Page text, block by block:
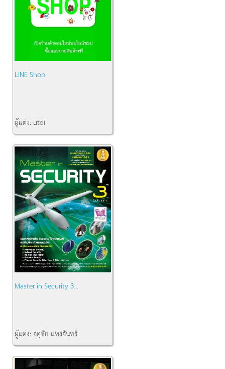
LINE Shop
ผู้แต่ง: utdi
สำนักพิมพ์:pichai book
คงเหลือ:1
Master in Security 3...
ผู้แต่ง:จตุชัย แพงจันทร์
คงเหลือ:1